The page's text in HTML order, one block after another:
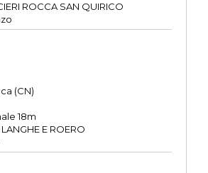
ROCCA SAN QUIRICO
(CN)
18m
E ROERO